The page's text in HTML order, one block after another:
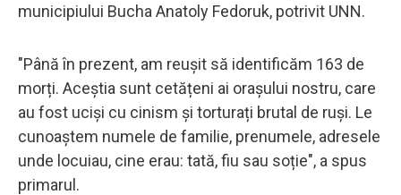
municipiului Bucha Anatoly Fedoruk, potrivit UNN.
"Până în prezent, am reușit să identificăm 163 de
morți. Aceștia sunt cetățeni ai orașului nostru, care
au fost uciși cu cinism și torturați brutal de ruși. Le
cunoaștem numele de familie, prenumele, adresele
unde locuiau, cine erau: tată, fiu sau soție", a spus
primarul.